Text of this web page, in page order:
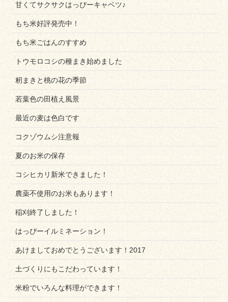
甘くてサクサクはっぴーキャベツ♪
もち米好評発売中！
もち米ごはんのすすめ
トウモロコシの種まき始めました
籾まきと桃の花の季節
若葉色の田植え風景
最近の麦は色白です
コクゾウムシ注意報
夏のお米の保存
コシヒカリ新米できました！
農薬不使用のお米もあります！
稲刈終了しました！
はっぴーイルミネーション！
あけましておめでとうございます！2017
土づくりにもこだわっています！
米粉でいろんな料理ができます！